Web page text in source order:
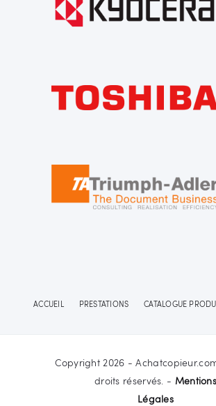
ACCUEIL PRESTATIONS CATALOGUE
Copyright 2026 -
droits réservés. - Mentions
Légales